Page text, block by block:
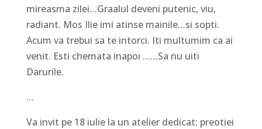
mireasma zilei…Graalul deveni putenic, viu,
radiant. Mos Ilie imi atinse mainile…si sopti.
Acum va trebui sa te intorci. Iti multumim ca ai
venit. Esti chemata inapoi ……Sa nu uiti
Darurile.
…
Va invit pe 18 iulie la un atelier dedicat: preotiei